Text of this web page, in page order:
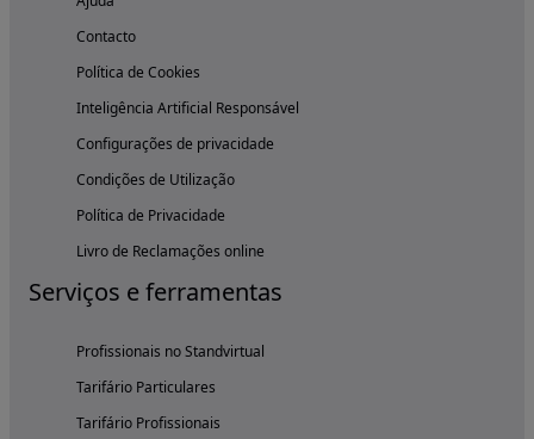
Contacto
Política de Cookies
Inteligência Artificial Responsável
Configurações de privacidade
Condições de Utilização
Política de Privacidade
Livro de Reclamações online
Serviços e ferramentas
Profissionais no Standvirtual
Tarifário Particulares
Tarifário Profissionais